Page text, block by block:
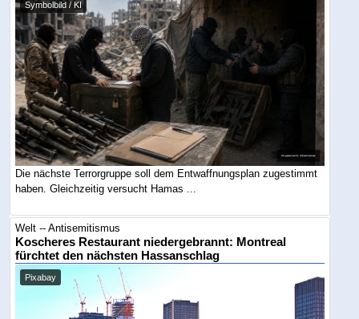
Symbolbild / KI
Die nächste Terrorgruppe soll dem Entwaffnungsplan zugestimmt
haben. Gleichzeitig versucht Hamas ...
Welt -- Antisemitismus
Koscheres Restaurant niedergebrannt: Montreal
fürchtet den nächsten Hassanschlag
Pixabay